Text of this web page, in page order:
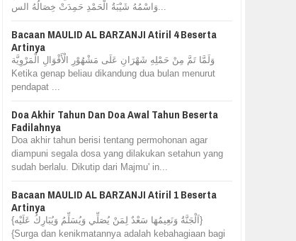
وَاسْمُهُ شَيْبَةُ الْحَمْدِ حَمِدَتْ خِصَالُهُ الس...
Bacaan MAULID AL BARZANJI Atiril 4 Beserta
Artinya
وَلَمَّا تَمَّ مِنْ حَمْلِهِ شَهْرَانِ عَلَى مَشْهُوْرِ الْأَقْوَالِ الْمَرْوِيَّة
Ketika genap beliau dikandung dua bulan menurut
pendapat ...
Doa Akhir Tahun Dan Doa Awal Tahun Beserta
Fadilahnya
Doa akhir tahun berisi tentang permohonan agar
diampuni segala dosa yang dilakukan setahun yang
sudah berlalu. Dikutip dari Majmu' in...
Bacaan MAULID AL BARZANJI Atiril 1 Beserta
Artinya
{اَلْجَنَّةُ وَنَعِيمُهَا سَعْدٌ لِمَنْ يُصَلِّي وَيُسَلِّمُ وَيُبَارِكُ عَلَيْه}
{Surga dan kenikmatannya adalah kebahagiaan bagi